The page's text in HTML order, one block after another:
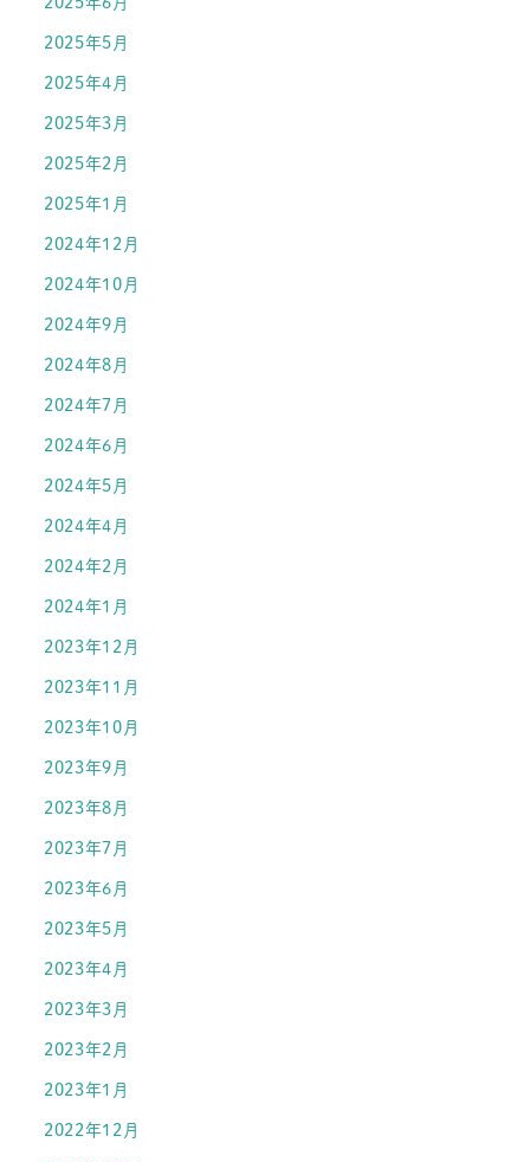
2025年5月
2025年4月
2025年3月
2025年2月
2025年1月
2024年12月
2024年10月
2024年9月
2024年8月
2024年7月
2024年6月
2024年5月
2024年4月
2024年2月
2024年1月
2023年12月
2023年11月
2023年10月
2023年9月
2023年8月
2023年7月
2023年6月
2023年5月
2023年4月
2023年3月
2023年2月
2023年1月
2022年12月